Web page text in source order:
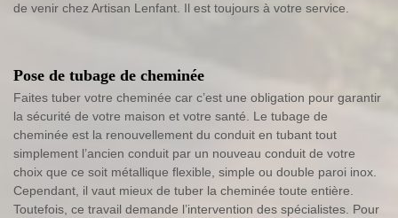
de venir chez Artisan Lenfant. Il est toujours à votre service.
Pose de tubage de cheminée
Faites tuber votre cheminée car c’est une obligation pour garantir
la sécurité de votre maison et votre santé. Le tubage de
cheminée est la renouvellement du conduit en tubant tout
simplement l’ancien conduit par un nouveau conduit de votre
choix que ce soit métallique flexible, simple ou double paroi inox.
Cependant, il vaut mieux de tuber la cheminée toute entière.
Toutefois, ce travail demande l’intervention des spécialistes. Pour